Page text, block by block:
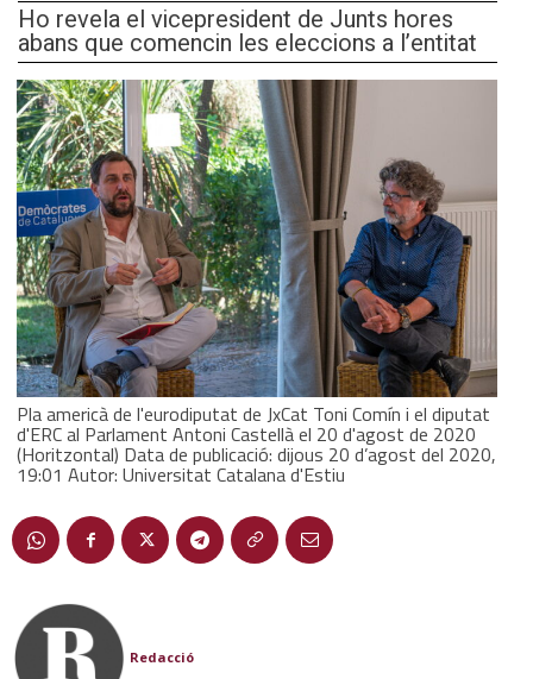
Ho revela el vicepresident de Junts hores
abans que comencin les eleccions a l’entitat
Pla americà de l'eurodiputat de JxCat Toni Comín i el diputat
d'ERC al Parlament Antoni Castellà el 20 d'agost de 2020
(Horitzontal) Data de publicació: dijous 20 d’agost del 2020,
19:01 Autor: Universitat Catalana d'Estiu
Redacció